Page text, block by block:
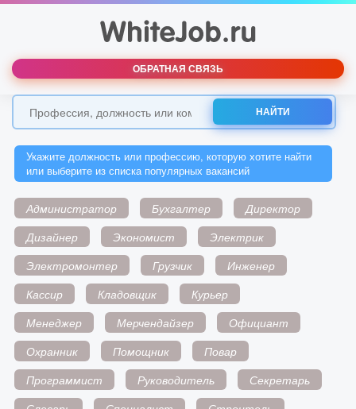
ОБРАТНАЯ СВЯЗЬ
НАЙТИ
Укажите должность или профессию, которую хотите найти
или выберите из списка популярных вакансий
Администратор Бухгалтер
Директор
Дизайнер
Экономист
Электрик
Электромонтер
Грузчик
Инженер
Кассир
Кладовщик
Курьер
Менеджер
Мерчендайзер
Официант
Охранник
Помощник
Повар
Программист
Руководитель
Секретарь